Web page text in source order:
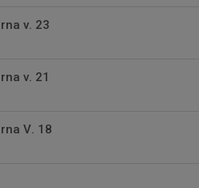
v. 23
v. 21
V. 18